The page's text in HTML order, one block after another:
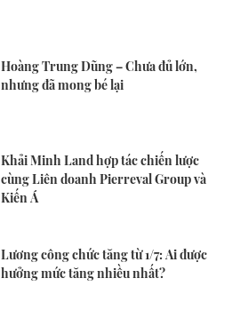
Hoàng Trung Dũng – Chưa đủ lớn,
nhưng đã mong bé lại
Khải Minh Land hợp tác chiến lược
cùng Liên doanh Pierreval Group và
Kiến Á
Lương công chức tăng từ 1/7: Ai được
hưởng mức tăng nhiều nhất?